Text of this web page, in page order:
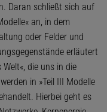
Daran schließt sich auf
an, in dem
oder Felder und
erläutert
die uns in die
in »Teil III Modelle
Hierbei geht es